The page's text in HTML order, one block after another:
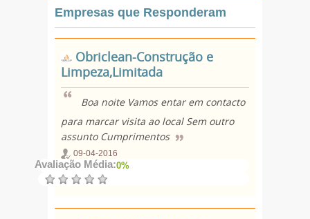
Empresas que Responderam
Obriclean-Construção e
Limpeza,Limitada
Boa noite Vamos entar em contacto
para marcar visita ao local Sem outro
assunto Cumprimentos
09-04-2016
Avaliação Média:0%